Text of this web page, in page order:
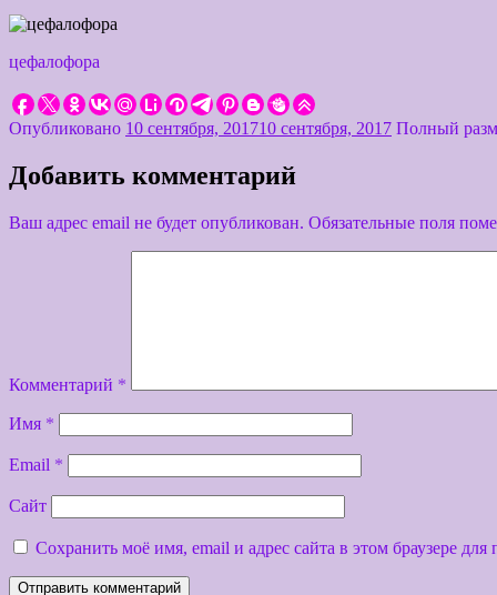
цефалофора
Опубликовано 10 сентября, 201710 сентября, 2017 Полный
Добавить комментарий
Ваш адрес email не будет опубликован. Обязательные поля
Комментарий *
Имя *
Email *
Сайт
Сохранить моё имя, email и адрес сайта в этом браузере